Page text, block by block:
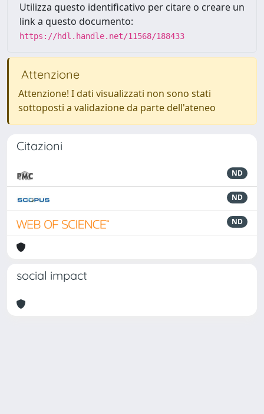
Utilizza questo identificativo per citare o creare un
link a questo documento:
https://hdl.handle.net/11568/188433
Attenzione
Attenzione! I dati visualizzati non sono stati
sottoposti a validazione da parte dell'ateneo
Citazioni
ND
ND
ND
social impact